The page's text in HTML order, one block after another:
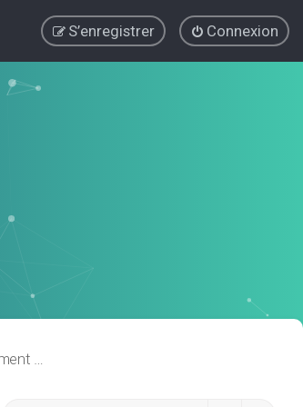
Connexion
S’enregistrer
Regroupement de crédits SANS garantie